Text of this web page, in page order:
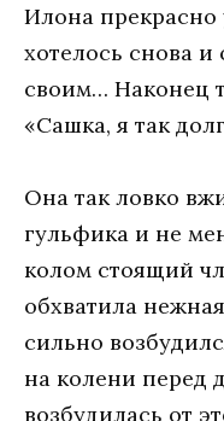
Илона
хотелось снова и
своим… Наконец
«Сашка, я так
Она так ловко
гульфика и не
колом стоящий
обхватила
сильно
на колени перед
возбудилась от